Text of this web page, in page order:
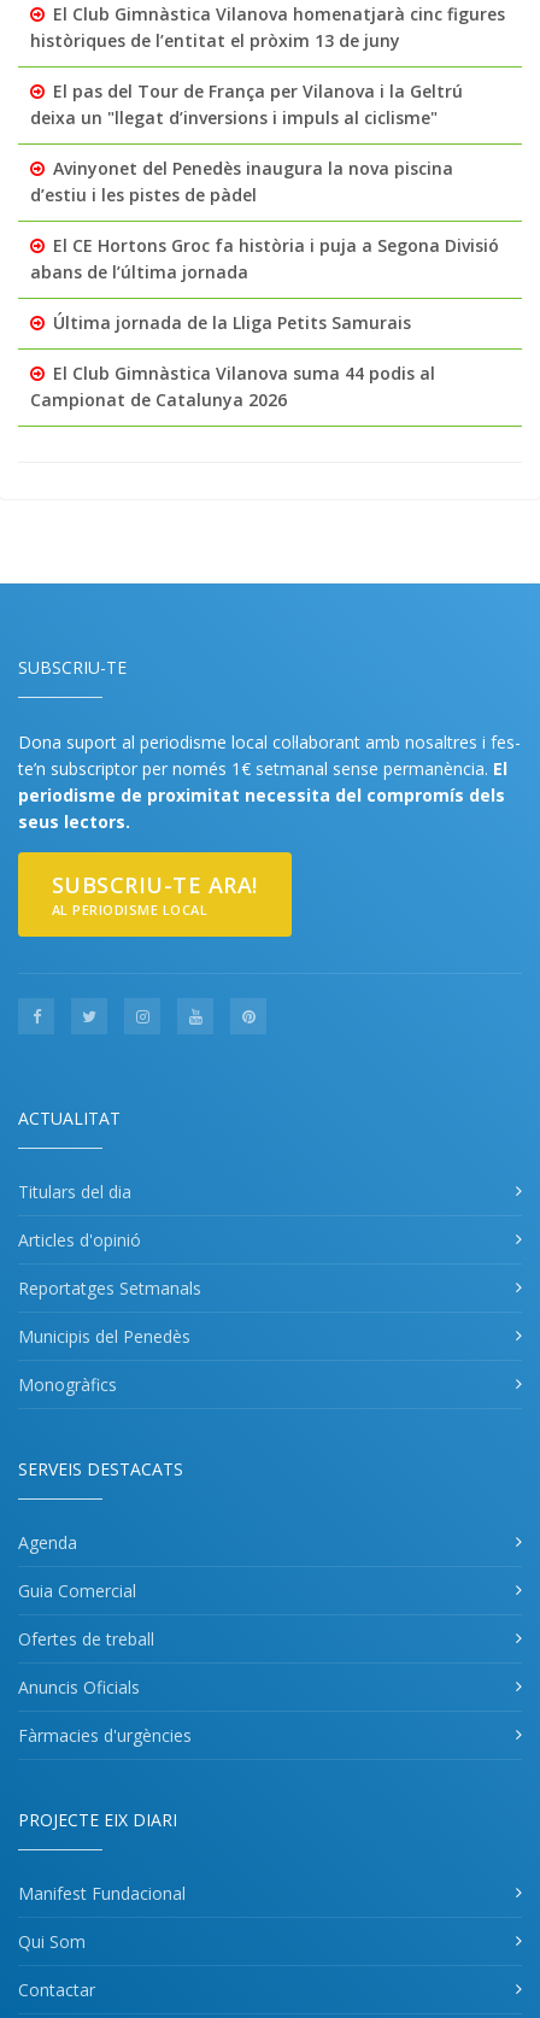
El Club Gimnàstica Vilanova homenatjarà cinc figures
històriques de l’entitat el pròxim 13 de juny
El pas del Tour de França per Vilanova i la Geltrú
deixa un "llegat d’inversions i impuls al ciclisme"
Avinyonet del Penedès inaugura la nova piscina
d’estiu i les pistes de pàdel
El CE Hortons Groc fa història i puja a Segona Divisió
abans de l’última jornada
Última jornada de la Lliga Petits Samurais
El Club Gimnàstica Vilanova suma 44 podis al
Campionat de Catalunya 2026
SUBSCRIU-TE
Dona suport al periodisme local col·laborant amb nosaltres i fes-
te’n subscriptor per només 1€ setmanal sense permanència. El
periodisme de proximitat necessita del compromís dels
seus lectors.
SUBSCRIU-TE ARA!
AL PERIODISME LOCAL
ACTUALITAT
Titulars del dia
Articles d'opinió
Reportatges Setmanals
Municipis del Penedès
Monogràfics
SERVEIS DESTACATS
Agenda
Guia Comercial
Ofertes de treball
Anuncis Oficials
Fàrmacies d'urgències
PROJECTE EIX DIARI
Manifest Fundacional
Qui Som
Contactar